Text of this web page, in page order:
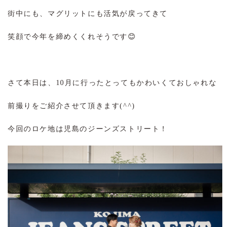
街中にも、マグリットにも活気が戻ってきて
笑顔で今年を締めくくれそうです😊
さて本日は、10月に行ったとってもかわいくておしゃれな
前撮りをご紹介させて頂きます(^^)
今回のロケ地は児島のジーンズストリート！